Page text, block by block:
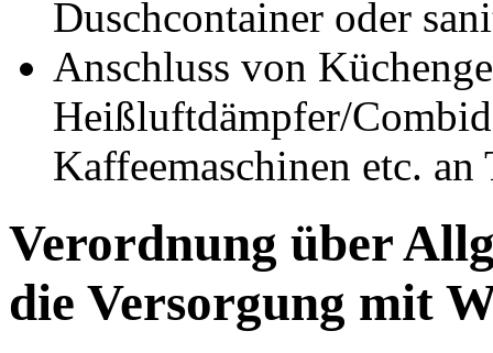
Duschcontainer oder
Anschluss von
Heißluftdämpfer/
Kaffeemaschinen etc.
Verordnung über
die Versorgung mit